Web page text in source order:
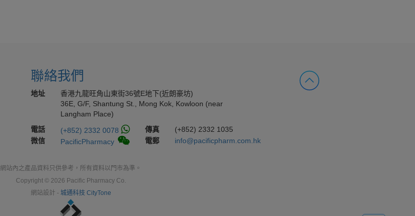
聯絡我們
地址
香港九龍旺角山東街36號E地下(近朗豪坊)
36E, G/F, Shantung St., Mong Kok, Kowloon (near
Langham Place)
電話
(+852) 2332 0078 傳真
(+852) 2332 1035
微信
PacificPharmacy 電郵 info@pacificpharm.com.hk
網站內之產品資料只供參考，所有資料以門市為準。
Copyright © 2026 Pacific Pharmacy Co.
網站設計 - 城通科技 CityTone